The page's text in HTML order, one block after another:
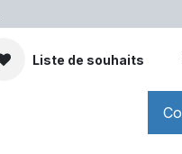
Liste de souhaits